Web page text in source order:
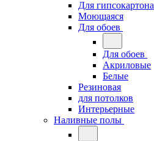
Для гипсокартона
Моющаяся
Для обоев
Для обоев
Акриловые
Белые
Резиновая
для потолков
Интерьерные
Наливные полы